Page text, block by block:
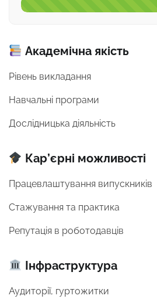
Академічна якість
Рівень викладання
Навчальні програми
Дослідницька діяльність
Кар’єрні можливості
Працевлаштування випускників
Стажування та практика
Репутація в роботодавців
Інфраструктура
Аудиторії, гуртожитки